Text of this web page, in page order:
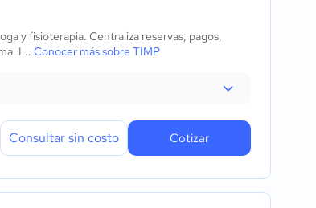
y fisioterapia. Centraliza reservas, pagos,
I... Conocer más sobre TIMP
Consultar sin costo Cotizar